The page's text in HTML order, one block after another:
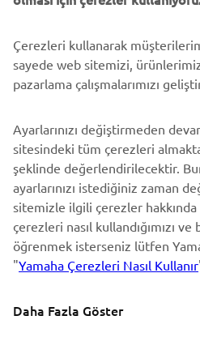
BÜLTEN
En son fırsatları, özel etkinlikleri,
fazlasını ilk öğrenen siz olun
ABONE
Gizlilik Politikamızı okuyarak
öğrenebilirsiniz:
Gizlilik Politikası
Çerezleri kullanarak
sayede web sitemizi,
pazarlama çalışmalarımızı
Ayarlarınızı değiştirmeden
sitesindeki tüm çerezleri
şeklinde değerlendirilecektir.
ayarlarınızı istediğiniz zaman
sitemizle ilgili çerezler
çerezleri nasıl kullandığımızı
öğrenmek isterseniz lütfen
"Yamaha Çerezleri Nasıl Kullanır
Daha Fazla Göster